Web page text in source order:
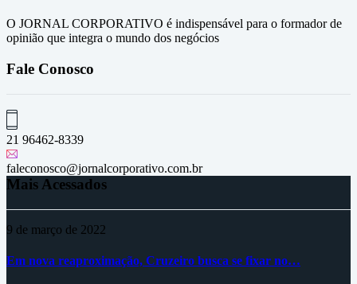
O JORNAL CORPORATIVO é indispensável para o formador de
opinião que integra o mundo dos negócios
Fale Conosco
21 96462-8339
faleconosco@jornalcorporativo.com.br
Mais Acessados
9 de março de 2022
Em nova reaproximação, Cruzeiro busca se fixar no…